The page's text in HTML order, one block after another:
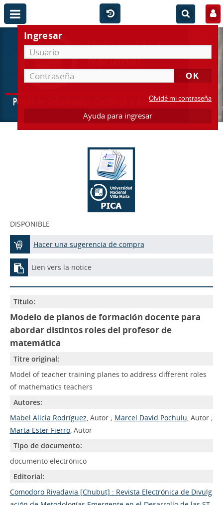
Ingresar
Olvidé mi contraseña
Ayuda para ingresar
DISPONIBLE
Hacer una sugerencia de compra
Lien vers la notice
Título:
Modelo de planos de formación docente para
abordar distintos roles del profesor de
matemática
Titre original:
Model of teacher training planes to address different roles
of mathematics teachers
Autores:
Mabel Alicia Rodríguez, Autor ; Marcel David Pochulu, Autor ;
Marta Ester Fierro, Autor
Tipo de documento:
documento electrónico
Editorial:
Comodoro Rivadavia [Chubut] : Revista Electrónica de Divulg